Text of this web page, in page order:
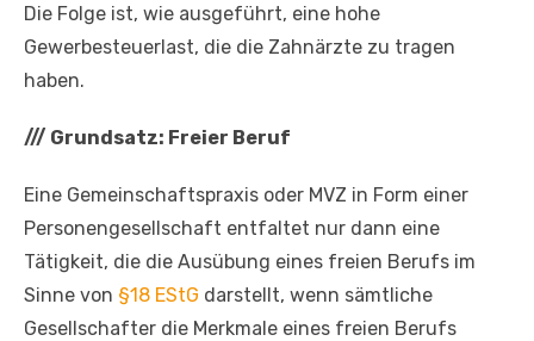
Die Folge ist, wie ausgeführt, eine hohe
Gewerbesteuerlast, die die Zahnärzte zu tragen
haben.
/// Grundsatz: Freier Beruf
Eine Gemeinschaftspraxis oder MVZ in Form einer
Personengesellschaft entfaltet nur dann eine
Tätigkeit, die die Ausübung eines freien Berufs im
Sinne von §18 EStG darstellt, wenn sämtliche
Gesellschafter die Merkmale eines freien Berufs